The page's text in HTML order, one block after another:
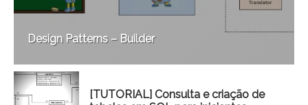
Design Patterns – Builder
[TUTORIAL] Consulta e criação de